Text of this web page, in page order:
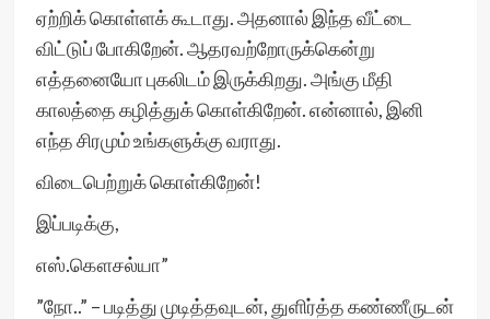
ஏற்றிக் கொள்ளக் கூடாது. அதனால் இந்த வீட்டை
விட்டுப் போகிறேன். ஆதரவற்றோருக்கென்று
எத்தனையோ புகலிடம் இருக்கிறது. அங்கு மீதி
காலத்தை கழித்துக் கொள்கிறேன். என்னால், இனி
எந்த சிரமும் உங்களுக்கு வராது.
விடைபெற்றுக் கொள்கிறேன்!
இப்படிக்கு,
எஸ்.கௌசல்யா”
”நோ..” – படித்து முடித்தவுடன், துளிர்த்த கண்ணீருடன்